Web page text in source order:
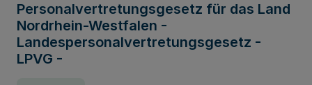
Personalvertretungsgesetz für das Land
Nordrhein-Westfalen -
Landespersonalvertretungsgesetz -
LPVG -